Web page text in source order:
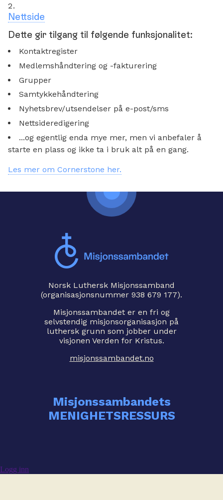
Nettside
Dette gir tilgang til følgende funksjonalitet:
Kontaktregister
Medlemshåndtering og -fakturering
Grupper
Samtykkehåndtering
Nyhetsbrev/utsendelser på e-post/sms
Nettsideredigering
...og egentlig enda mye mer, men vi anbefaler å
starte en plass og ikke ta i bruk alt på en gang.
Les mer om Cornerstone her.
Norsk Luthersk Misjonssamband
(organisasjonsnummer 938 679 177).
Misjonssambandet er en fri og
selvstendig misjonsorganisasjon på
luthersk grunn som jobber under
visjonen Verden for Kristus.
misjonssambandet.no
Misjonssambandets
MENIGHETSRESSURS
Logg inn